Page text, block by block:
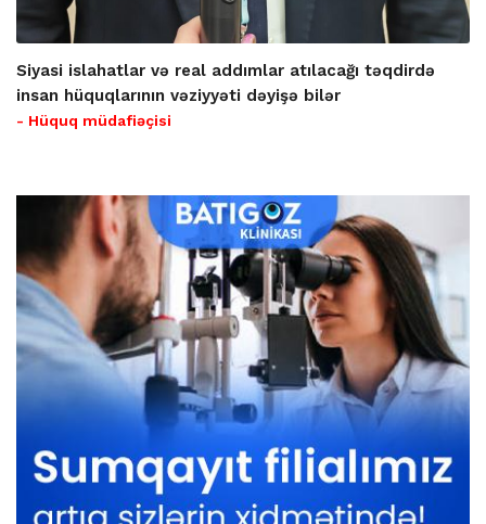
Siyasi islahatlar və real addımlar atılacağı təqdirdə
insan hüquqlarının vəziyyəti dəyişə bilər
- Hüquq müdafiəçisi